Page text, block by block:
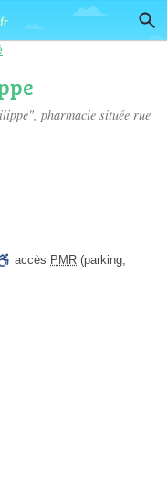
pharmacie située rue
accès PMR (parking,